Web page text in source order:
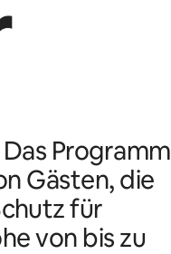
Programm
Gästen, die
für
von bis zu